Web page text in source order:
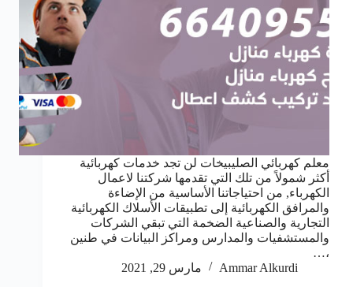
معلم كهربائي الصليبيخات لن تجد خدمات كهربائية
أكثر شمولاً من تلك التي تقدمها شركتنا لاعمال
الكهرباء, من احتياجاتنا الأساسية من الإضاءة
والمرافق الكهربائية إلى تطبيقات الأسلاك الكهربائية
التجارية والصناعية الضخمة التي تبقي الشركات
والمستشفيات والمدارس ومراكز البيانات في طنين
،…
Ammar Alkurdi
مارس 29, 2021